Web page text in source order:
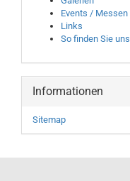
Events / Messen
Links
So finden Sie uns
Informationen
Sitemap